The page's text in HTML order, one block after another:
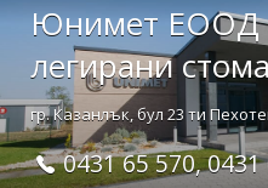
Юнимет ЕООД
легирани
гр. Казанлък, бул 23 ти
0431 65 570, 0431